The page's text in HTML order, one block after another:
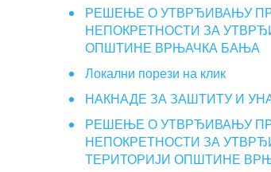
РЕШЕЊЕ О УТВРЂИВАЊУ
НЕПОКРЕТНОСТИ ЗА
ОПШТИНЕ ВРЊАЧКА БАЊА
Локални порези на клик
НАКНАДЕ ЗА ЗАШТИТУ И
РЕШЕЊЕ О УТВРЂИВАЊУ
НЕПОКРЕТНОСТИ ЗА
ТЕРИТОРИЈИ ОПШТИНЕ